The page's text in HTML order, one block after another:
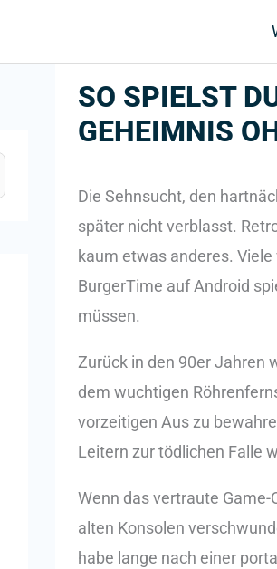
SO SPIELST
GEHEIMNIS
Die Sehnsucht, den
später nicht verblasst.
kaum etwas anderes.
BurgerTime auf Android
müssen.
Zurück in den 90er Jahren
dem wuchtigen
vorzeitigen Aus zu
Leitern zur tödlichen Falle
Wenn das vertraute
alten Konsolen
habe lange nach einer